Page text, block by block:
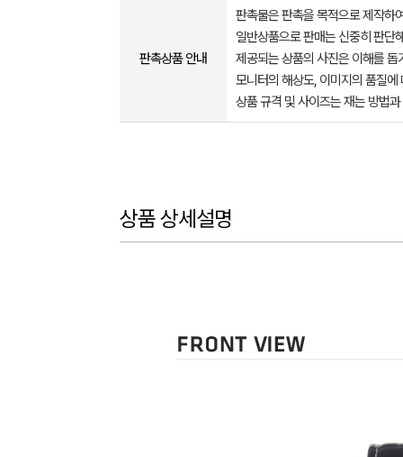
판촉상품 안내
판촉물은 판촉을 목적으로 제작하
일반상품으로 판매는 신중히 판단
제공되는 상품의 사진은 이해를
모니터의 해상도, 이미지의 품질
상품 규격 및 사이즈는 재는 방법
상품 상세설명